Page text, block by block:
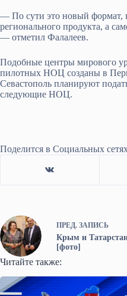
— По сути это новый формат,
регионального продукта, а
— отметил Фалалеев.
Подобные центры мирового
пилотных НОЦ созданы в
Севастополь планируют
следующие НОЦ.
Поделится в Социальных
ПРЕД. ЗАПИСЬ
Крым и
[фото]
Читайте также: